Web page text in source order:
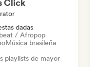
Click
dadas
/ Afropop
Música brasileña
playlists de mayor